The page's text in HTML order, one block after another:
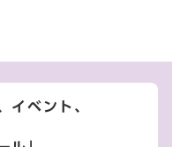
イベント、